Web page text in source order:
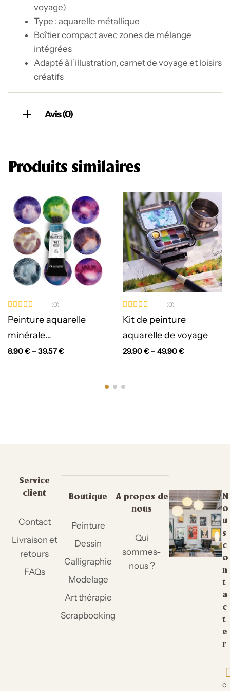
voyage)
Type : aquarelle métallique
Boîtier compact avec zones de mélange
intégrées
Adapté à l’illustration, carnet de voyage et loisirs
créatifs
Avis (0)
Produits similaires
(0)
Peinture aquarelle
minérale
professionnelle
8.90€ – 39.57€
(0)
Kit de peinture
aquarelle de voyage
29.90€ – 49.90€
Service
client
Contact
Livraison et
retours
FAQs
Boutique
Peinture
Dessin
Calligraphie
Modelage
Art thérapie
Scrapbooking
A propos de
nous
Qui
sommes-
nous ?
N
o
u
s
c
o
n
t
a
c
t
e
r
c